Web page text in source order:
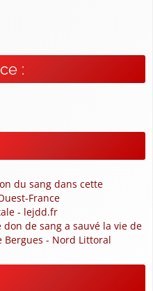
:
du sang dans cette
France
- lejdd.fr
don de sang a sauvé la vie de
- Nord Littoral